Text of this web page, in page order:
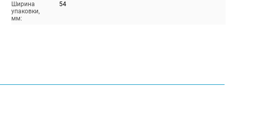
Ширина
упаковки,
мм:
54